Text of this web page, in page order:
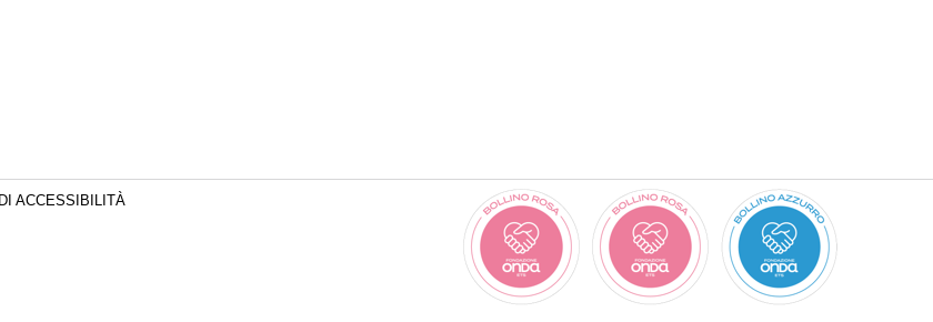
ACCESSIBILITÀ